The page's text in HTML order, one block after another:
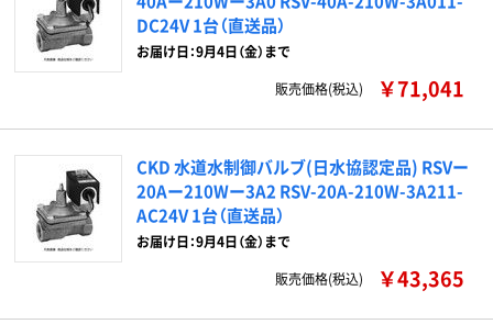
DC24V 1台（直送品）
お届け日：9月4日（金）まで
販売価格(税込)
￥71,041
CKD 水道水制御バルブ(日水協認定品) RSVー
20Aー210Wー3A2 RSV-20A-210W-3A211-
AC24V 1台（直送品）
お届け日：9月4日（金）まで
販売価格(税込)
￥43,365